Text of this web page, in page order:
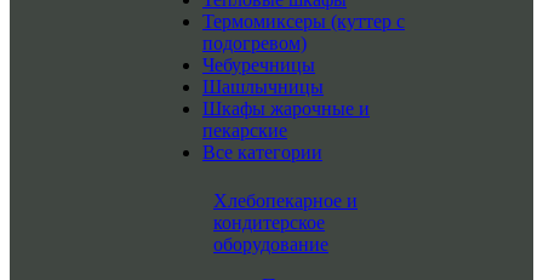
Термомиксеры (куттер с
подогревом)
Чебуречницы
Шашлычницы
Шкафы жарочные и
пекарские
Все категории
Хлебопекарное и
кондитерское
оборудование